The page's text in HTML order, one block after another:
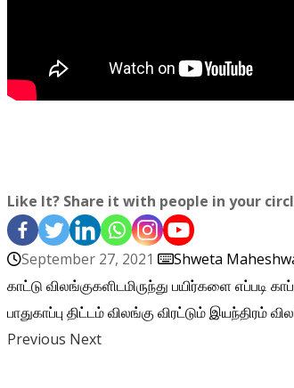
Like It? Share it with people in your
September 27, 2021 Shweta
காட்டு விலங்குகளிடமிருந்து பயிர்களை எப்படி
பாதுகாப்பு திட்டம்விலங்கு விரட்டும் இயந்திரம்
Previous Next